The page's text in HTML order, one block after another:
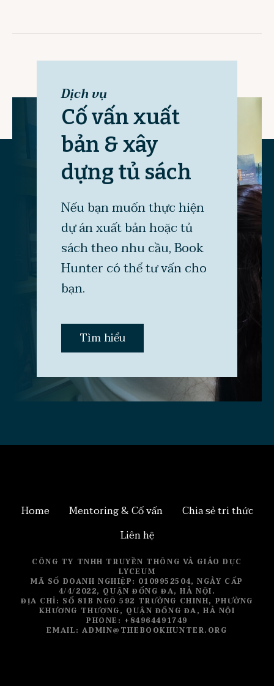
Dịch vụ
Cố vấn xuất
bản & xây
dựng tủ sách
Nếu bạn muốn thực hiện
dự án xuất bản hoặc tủ
sách theo nhu cầu, Book
Hunter có thể tư vấn cho
bạn.
Tìm hiểu
Home Mentoring & Cố vấn
Chia sẻ tri thức
Liên hệ
CÔNG TY TNHH TRUYỀN THÔNG VÀ GIÁO DỤC
LYCEUM
MÃ SỐ DOANH NGHIỆP: 0109952504, NGÀY CẤP
4/4/2022, QUẬN ĐỐNG ĐA, HÀ NỘI.
ĐỊA CHỈ: SỐ 81B NGÕ 592 TRƯỜNG CHINH, PHƯỜNG
KHƯƠNG THƯỢNG, QUẬN ĐỐNG ĐA, HÀ NỘI
PHONE: +84964491749
EMAIL: ADMIN@THEBOOKHUNTER.ORG